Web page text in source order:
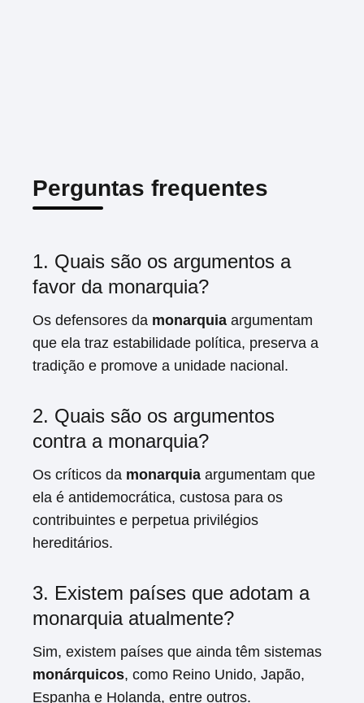
Perguntas frequentes
1. Quais são os argumentos a
favor da monarquia?
Os defensores da monarquia argumentam
que ela traz estabilidade política, preserva a
tradição e promove a unidade nacional.
2. Quais são os argumentos
contra a monarquia?
Os críticos da monarquia argumentam que
ela é antidemocrática, custosa para os
contribuintes e perpetua privilégios
hereditários.
3. Existem países que adotam a
monarquia atualmente?
Sim, existem países que ainda têm sistemas
monárquicos, como Reino Unido, Japão,
Espanha e Holanda, entre outros.